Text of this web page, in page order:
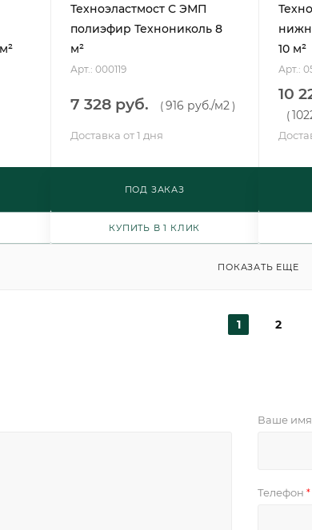
Техноэластмост С ЭМП
полиэфир Технониколь 8
м²
Арт.: 000119
7 328 руб. (916 руб./м2 )
Доставка от 1 дня
ПОД ЗАКАЗ
КУПИТЬ В 1 КЛИК
10 м²
Арт.:
10
(
ПОКАЗАТЬ ЕЩЕ
1 2
Ваше имя
Телефон *